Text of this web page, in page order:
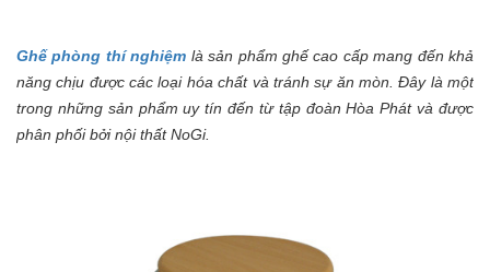
Ghế phòng thí nghiệm là sản phẩm ghế cao cấp mang đến khả
năng chịu được các loại hóa chất và tránh sự ăn mòn. Đây là một
trong những sản phẩm uy tín đến từ tập đoàn Hòa Phát và được
phân phối bởi nội thất NoGi.